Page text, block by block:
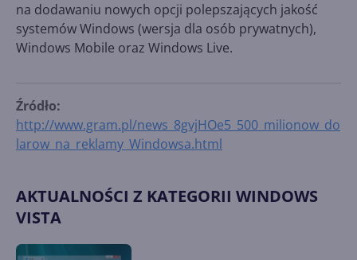
na dodawaniu nowych opcji polepszających jakość
systemów Windows (wersja dla osób prywatnych),
Windows Mobile oraz Windows Live.
Źródło:
http://www.gram.pl/news_8gvjHOe5_500_milionow_do
larow_na_reklamy_Windowsa.html
AKTUALNOŚCI Z KATEGORII WINDOWS
VISTA